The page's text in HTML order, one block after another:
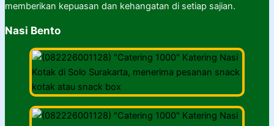
memberikan kepuasan dan kehangatan di setiap sajian.
Nasi Bento